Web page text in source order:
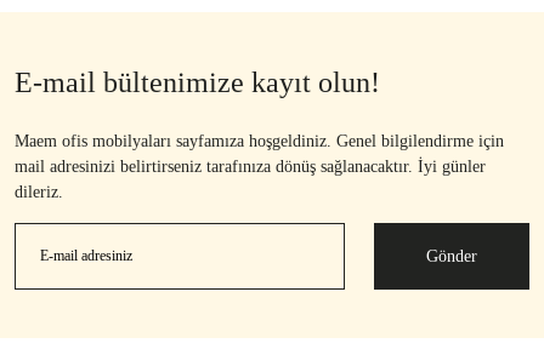
E-mail bültenimize kayıt olun!
Maem ofis mobilyaları sayfamıza hoşgeldiniz. Genel bilgilendirme için
mail adresinizi belirtirseniz tarafınıza dönüş sağlanacaktır. İyi günler
dileriz.
Gönder